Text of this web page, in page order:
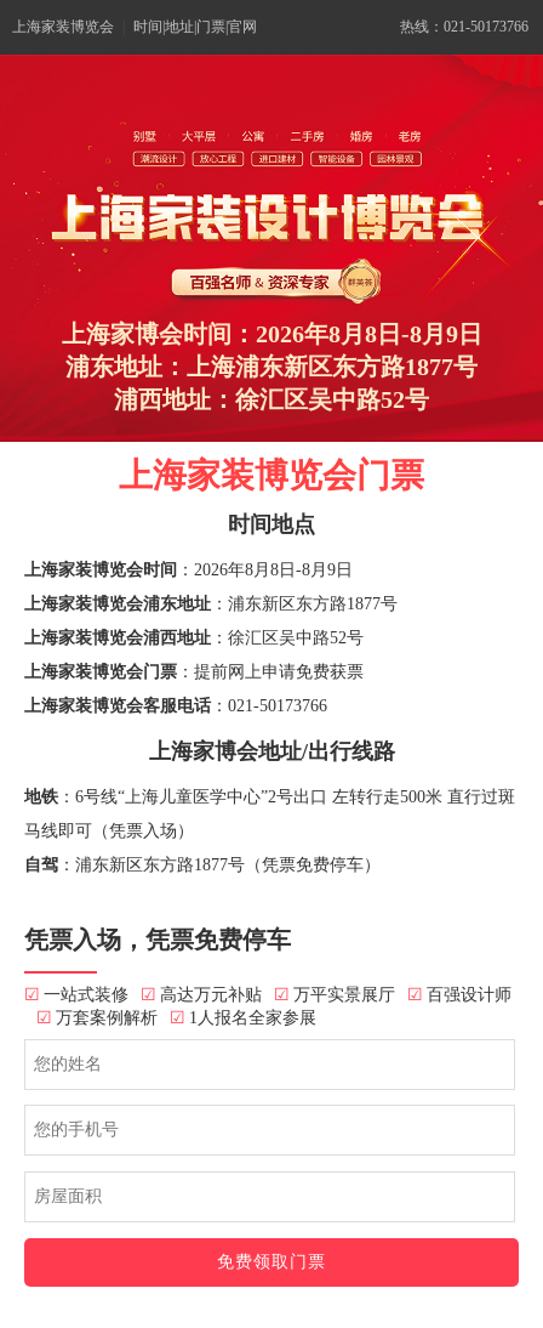
上海家装博览会 时间|地址|门票|官网 热线：021-50173766
上海家博会时间：2026年8月8日-8月9日
浦东地址：上海浦东新区东方路1877号
浦西地址：徐汇区吴中路52号
上海家装博览会门票
时间地点
上海家装博览会时间 ：2026年8月8日-8月9日
上海家装博览会浦东地址 ：浦东新区东方路1877号
上海家装博览会浦西地址 ：徐汇区吴中路52号
上海家装博览会门票 ：提前网上申请免费获票
上海家装博览会客服电话 ：021-50173766
上海家博会地址/出行线路
地铁 ：6号线“上海儿童医学中心”2号出口 左转行走500米 直行过斑
马线即可（凭票入场）
自驾 ：浦东新区东方路1877号（凭票免费停车）
凭票入场，凭票免费停车
☑ 一站式装修 ☑ 高达万元补贴 ☑ 万平实景展厅 ☑ 百强设计师
☑ 万套案例解析 ☑ 1人报名全家参展
免费领取门票